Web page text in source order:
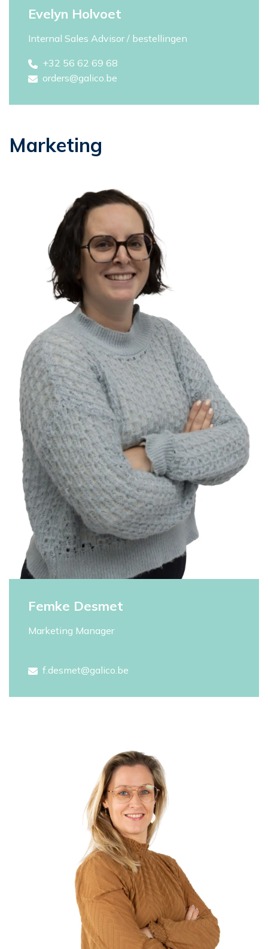
Evelyn Holvoet
Internal Sales Advisor / bestellingen
+32 56 62 69 68
orders@galico.be
Marketing
Femke Desmet
Marketing Manager
f.desmet@galico.be